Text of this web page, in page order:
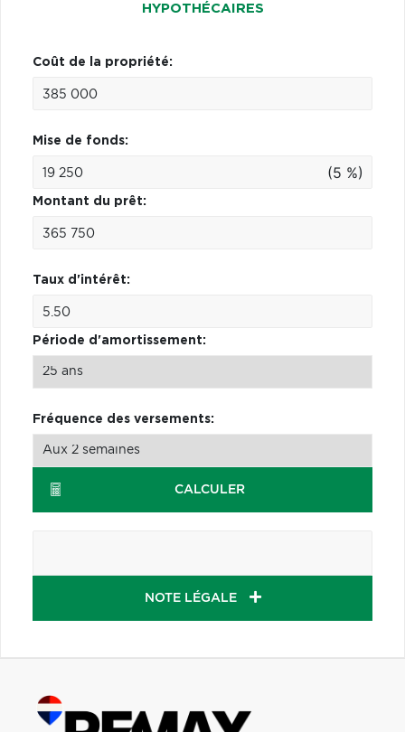
HYPOTHÉCAIRES
Coût de la propriété:
Mise de fonds:
(5 %)
Montant du prêt:
Taux d'intérêt:
Période d'amortissement:
Fréquence des versements:
CALCULER
NOTE LÉGALE